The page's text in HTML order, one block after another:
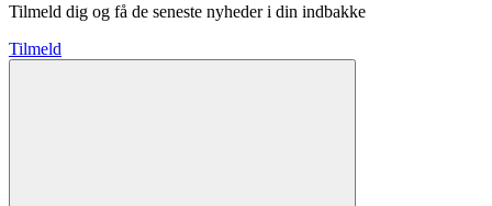
Tilmeld dig og få de seneste nyheder i din indbakke
Tilmeld